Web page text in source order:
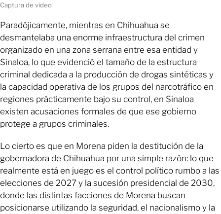
Captura de video
Paradójicamente, mientras en Chihuahua se
desmantelaba una enorme infraestructura del crimen
organizado en una zona serrana entre esa entidad y
Sinaloa, lo que evidenció el tamaño de la estructura
criminal dedicada a la producción de drogas sintéticas y
la capacidad operativa de los grupos del narcotráfico en
regiones prácticamente bajo su control, en Sinaloa
existen acusaciones formales de que ese gobierno
protege a grupos criminales.
Lo cierto es que en Morena piden la destitución de la
gobernadora de Chihuahua por una simple razón: lo que
realmente está en juego es el control político rumbo a las
elecciones de 2027 y la sucesión presidencial de 2030,
donde las distintas facciones de Morena buscan
posicionarse utilizando la seguridad, el nacionalismo y la